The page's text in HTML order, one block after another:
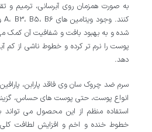
به صورت همزمان روی آبرسانی، ترمیم
شده و به بهبود بافت و شفافیت آن کمک
پوست را نرم تر کرده و خطوط ناشی از
دهد.
سرم ضد چروک سان وی فاقد پارابن،
انواع پوست، حتی پوست های حساس،
استفاده منظم از این محصول می
خطوط خنده و اخم و افزایش لطافت